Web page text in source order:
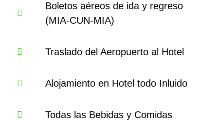
Boletos aéreos de ida y regreso
(MIA-CUN-MIA)
Traslado del Aeropuerto al Hotel
Alojamiento en Hotel todo Inluido
Todas las Bebidas y Comidas